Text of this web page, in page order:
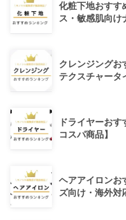
化粧下地おすす
ス・敏感肌向け
クレンジングお
テクスチャータ
ドライヤーお
コスパ商品】
ヘアアイロンお
ズ向け・海外対